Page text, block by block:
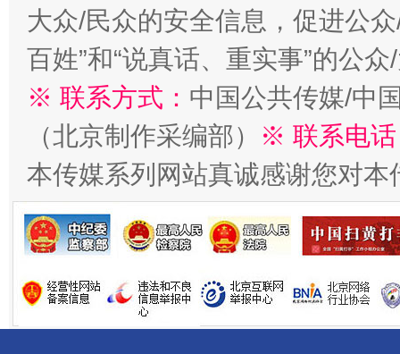
受贿1.44亿！段成刚被判无期 从幼
大众/民众的安全信息，促进公
百姓”和“说真话、重实事”的公
※ 联系方式： 中国公共传媒/中
（北京制作采编部）
※ 联系电
本传媒系列网站真诚感谢您对